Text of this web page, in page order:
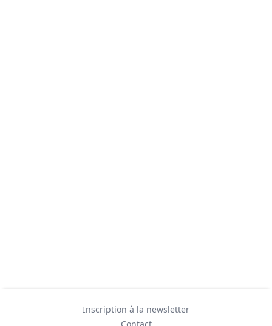
Inscription à la newsletter
Contact